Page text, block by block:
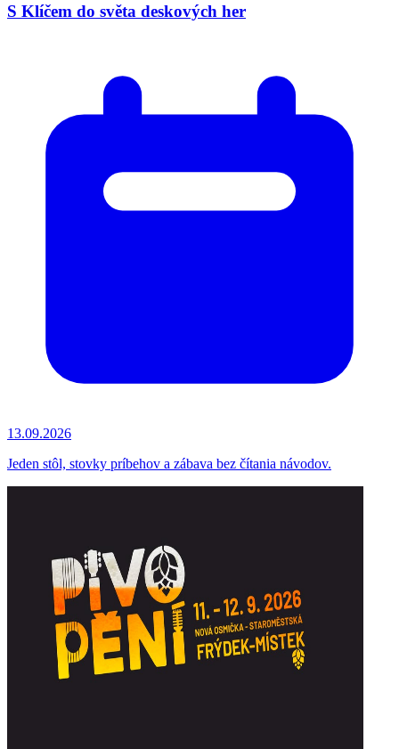
S Klíčem do světa deskových her
13.09.2026
Jeden stôl, stovky príbehov a zábava bez čítania návodov.